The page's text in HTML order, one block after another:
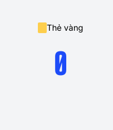
Thẻ vàng
0